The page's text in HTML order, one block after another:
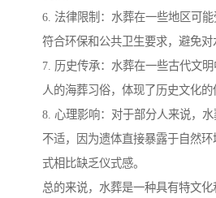
6. 法律限制：水葬在一些地区可
符合环保和公共卫生要求，避免对
7. 历史传承：水葬在一些古代文
人的海葬习俗，体现了历史文化的
8. 心理影响：对于部分人来说，
不适，因为遗体直接暴露于自然
式相比缺乏仪式感。
总的来说，水葬是一种具有特文